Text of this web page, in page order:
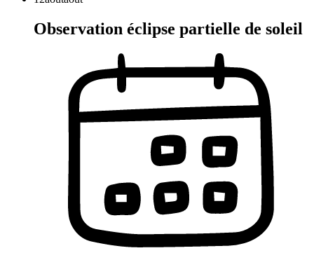
Observation éclipse partielle de soleil